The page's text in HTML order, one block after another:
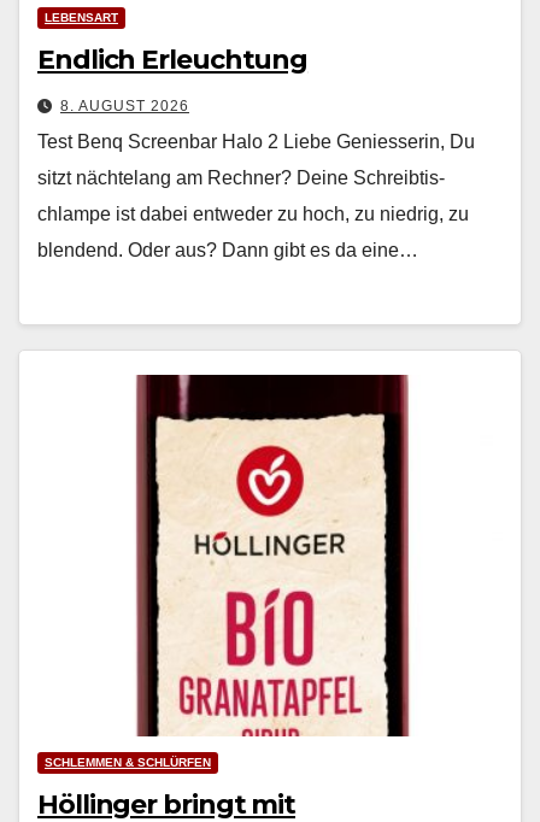
LEBENSART
Endlich Erleuchtung
8. AUGUST 2026
Test Benq Screenbar Halo 2 Liebe Geniesserin, Du
sitzt nächte­lang am Rech­n­er? Deine Schreibtis­
chlampe ist dabei entwed­er zu hoch, zu niedrig, zu
blendend. Oder aus? Dann gibt es da eine…
SCHLEMMEN & SCHLÜRFEN
Höllinger bringt mit